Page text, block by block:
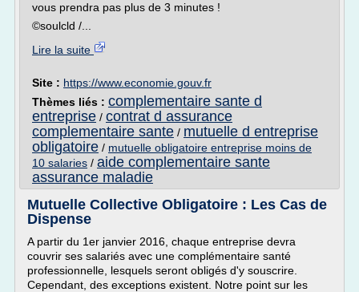
vous prendra pas plus de 3 minutes !
©soulcld /...
Lire la suite
Site : https://www.economie.gouv.fr
Thèmes liés : complementaire sante d
entreprise / contrat d assurance
complementaire sante / mutuelle d entreprise
obligatoire / mutuelle obligatoire entreprise moins de
10 salaries / aide complementaire sante
assurance maladie
Mutuelle Collective Obligatoire : Les Cas de
Dispense
A partir du 1er janvier 2016, chaque entreprise devra
couvrir ses salariés avec une complémentaire santé
professionnelle, lesquels seront obligés d'y souscrire.
Cependant, des exceptions existent. Notre point sur les